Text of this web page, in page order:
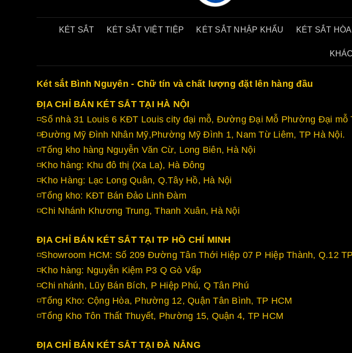
KÉT SẮT KÉT SẮT VIỆT TIỆP KÉT SẮT NHẬP KHẨU KÉT SẮT
KHÁC
Két sắt Bình Nguyên - Chữ tín và chất lượng đặt lên hàng đầu
ĐỊA CHỈ BÁN KÉT SẮT TẠI HÀ NỘI
◽Số nhà 31 Louis 6 KĐT Louis city đại mỗ, Đường Đại Mỗ Phường Đại mỗ
◽Đường Mỹ Đình Nhân Mỹ,Phường Mỹ Đình 1, Nam Từ Liêm, TP Hà Nội.
◽Tổng kho hàng Nguyễn Văn Cừ, Long Biên, Hà Nội
◽Kho hàng: Khu đô thị (Xa La), Hà Đông
◽Kho Hàng: Lạc Long Quân, Q.Tây Hồ, Hà Nội
◽Tổng kho: KĐT Bán Đảo Linh Đàm
◽Chi Nhánh Khương Trung, Thanh Xuân, Hà Nội
ĐỊA CHỈ BÁN KÉT SẮT TẠI TP HỒ CHÍ MINH
◽Showroom HCM: Số 209 Đường Tân Thới Hiệp 07 P Hiệp Thành, Q.12
◽Kho hàng: Nguyễn Kiệm P3 Q Gò Vấp
◽Chi nhánh, Lũy Bán Bích, P Hiệp Phú, Q Tân Phú
◽Tổng Kho: Cộng Hòa, Phường 12, Quận Tân Bình, TP HCM
◽Tổng Kho Tôn Thất Thuyết, Phường 15, Quận 4, TP HCM
ĐỊA CHỈ BÁN KÉT SẮT TẠI ĐÀ NẴNG